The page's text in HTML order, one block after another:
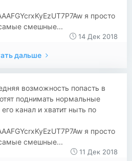
я просто
самые смешные...
14 Дек 2018
дальше
возможность попасть в
поднимать нормальные
канал и хватит ныть по
я просто
самые смешные...
11 Дек 2018